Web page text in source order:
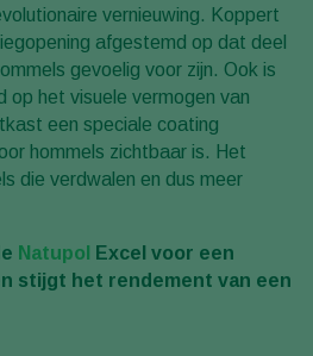
vernieuwing. Koppert
afgestemd op dat deel
gevoelig voor zijn. Ook is
op het visuele vermogen van
een speciale coating
hommels zichtbaar is. Het
die verdwalen en dus meer
Natupol
Excel voor een
stijgt het rendement van een